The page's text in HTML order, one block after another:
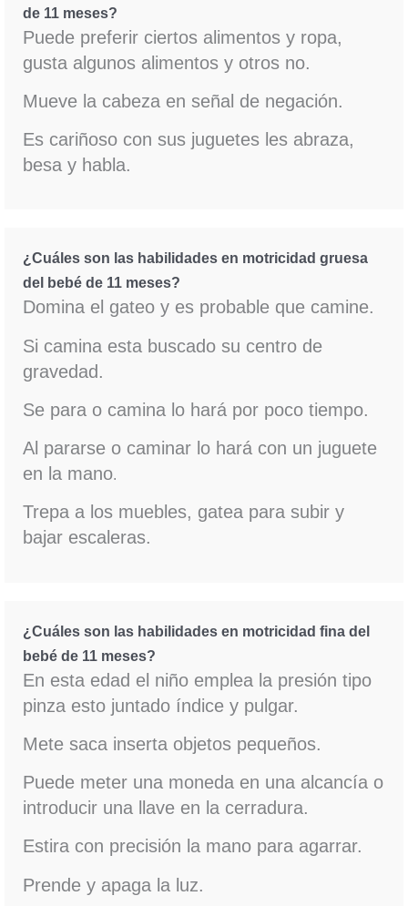
de 11 meses?
Puede preferir ciertos alimentos y ropa,
gusta algunos alimentos y otros no.
Mueve la cabeza en señal de negación.
Es cariñoso con sus juguetes les abraza,
besa y habla.
¿Cuáles son las habilidades en motricidad gruesa
del bebé de 11 meses?
Domina el gateo y es probable que camine.
Si camina esta buscado su centro de
gravedad.
Se para o camina lo hará por poco tiempo.
Al pararse o caminar lo hará con un juguete
en la mano.
Trepa a los muebles, gatea para subir y
bajar escaleras.
¿Cuáles son las habilidades en motricidad fina del
bebé de 11 meses?
En esta edad el niño emplea la presión tipo
pinza esto juntado índice y pulgar.
Mete saca inserta objetos pequeños.
Puede meter una moneda en una alcancía o
introducir una llave en la cerradura.
Estira con precisión la mano para agarrar.
Prende y apaga la luz.